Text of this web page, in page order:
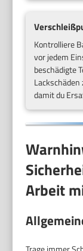
Kontrolliere
vor jedem
beschädigte
damit du
Arbeit